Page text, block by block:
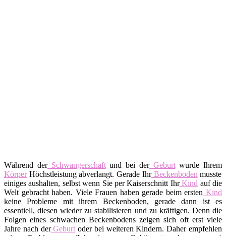
Während derSchwangerschaftund bei derGeburtwurde Ihrem
KörperHöchstleistung abverlangt. Gerade IhrBeckenboden musste
einiges aushalten, selbst wenn Sie per Kaiserschnitt IhrKind auf die
Welt gebracht haben. Viele Frauen haben gerade beim ersten Kind
keine Probleme mit ihrem Beckenboden, gerade dann ist es
essentiell, diesen wieder zu stabilisieren und zu kräftigen. Denn die
Folgen eines schwachen Beckenbodens zeigen sich oft erst viele
Jahre nach derGeburt oder bei weiteren Kindern. Daher empfehlen